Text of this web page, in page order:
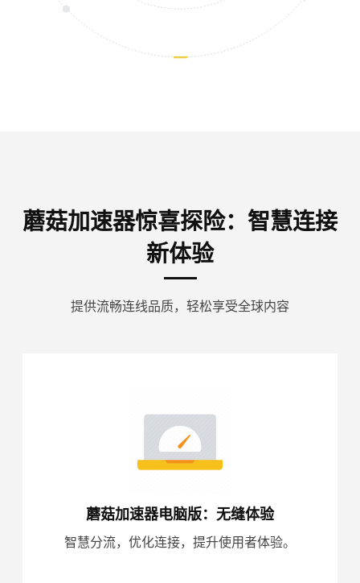
蘑菇加速器惊喜探险：智慧连接
新体验
提供流畅连线品质，轻松享受全球内容
蘑菇加速器电脑版：无缝体验
智慧分流，优化连接，提升使用者体验。